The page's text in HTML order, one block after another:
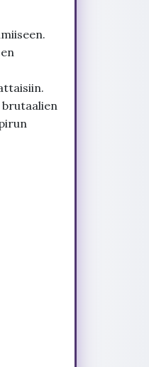
brutaalien